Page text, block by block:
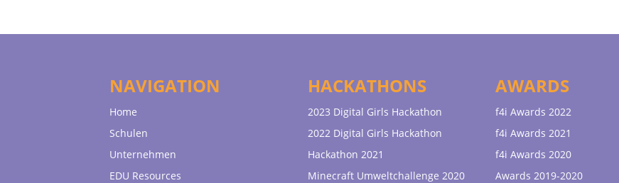
NAVIGATION
Home
Schulen
Unternehmen
EDU Resources
HACKATHONS
2023 Digital Girls Hackathon
2022 Digital Girls Hackathon
Hackathon 2021
Minecraft Umweltchallenge 2020
AWARDS
f4i Awards 2022
f4i Awards 2021
f4i Awards 2020
Awards 2019-2020